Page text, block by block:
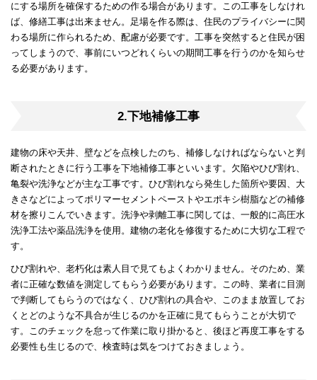
にする場所を確保するための作る場合があります。この工事をしなけれ
ば、修繕工事は出来ません。足場を作る際は、住民のプライバシーに関
わる場所に作られるため、配慮が必要です。工事を突然すると住民が困
ってしまうので、事前にいつどれくらいの期間工事を行うのかを知らせ
る必要があります。
2.下地補修工事
建物の床や天井、壁などを点検したのち、補修しなければならないと判
断されたときに行う工事を下地補修工事といいます。欠陥やひび割れ、
亀裂や洗浄などが主な工事です。ひび割れなら発生した箇所や要因、大
きさなどによってポリマーセメントペーストやエポキシ樹脂などの補修
材を擦りこんでいきます。洗浄や剥離工事に関しては、一般的に高圧水
洗浄工法や薬品洗浄を使用。建物の老化を修復するために大切な工程で
す。
ひび割れや、老朽化は素人目で見てもよくわかりません。そのため、業
者に正確な数値を測定してもらう必要があります。この時、業者に目測
で判断してもらうのではなく、ひび割れの具合や、このまま放置してお
くとどのような不具合が生じるのかを正確に見てもらうことが大切で
す。このチェックを怠って作業に取り掛かると、後ほど再度工事をする
必要性も生じるので、検査時は気をつけておきましょう。